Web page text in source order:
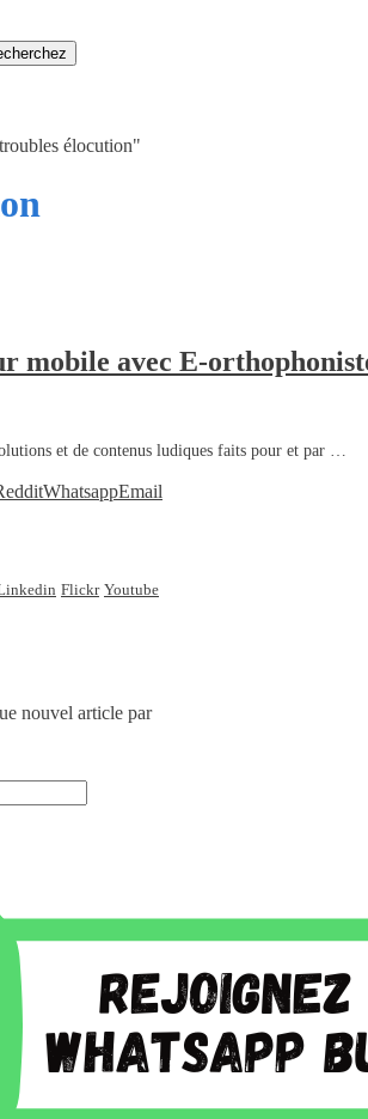
élocution"
mobile avec E-
et de contenus ludiques faits pour et par …
WhatsappEmail
Flickr Youtube
nouvel article par